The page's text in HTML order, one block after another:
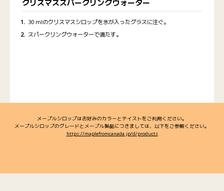
30 mlのクリスマスシロップを氷が入ったグラスに注ぐ。
スパークリングウォーターで満たす。
メープルシロップはお好みのカラーとテイストをご利用ください。
メープルシロップのグレードとメープル製品につきましては、以下をご参照ください。
https://maplefromcanada.jp/d/products